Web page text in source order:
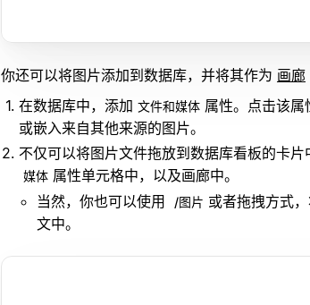
你还可以将图片添加到数据库，并将其作为 画廊
在数据库中，添加 文件和媒体 属性。点击该
或嵌入来自其他来源的图片。
不仅可以将图片文件拖放到数据库看板的卡
媒体 属性单元格中，以及画廊中。
当然，你也可以使用
/图片 或者拖拽方式
文中。